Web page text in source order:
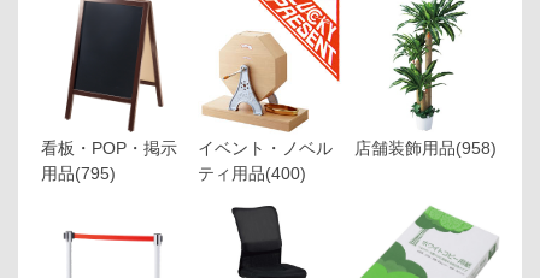
看板・POP・掲示
用品(795)
イベント・ノベル
ティ用品(400)
店舗装飾用品(958)